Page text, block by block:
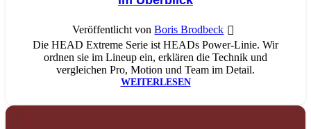
Veröffentlicht von Boris Brodbeck
Die HEAD Extreme Serie ist HEADs Power-Linie. Wir
ordnen sie im Lineup ein, erklären die Technik und
vergleichen Pro, Motion und Team im Detail.
WEITERLESEN